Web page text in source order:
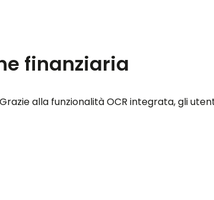
finanziaria
alla funzionalità OCR integrata, gli